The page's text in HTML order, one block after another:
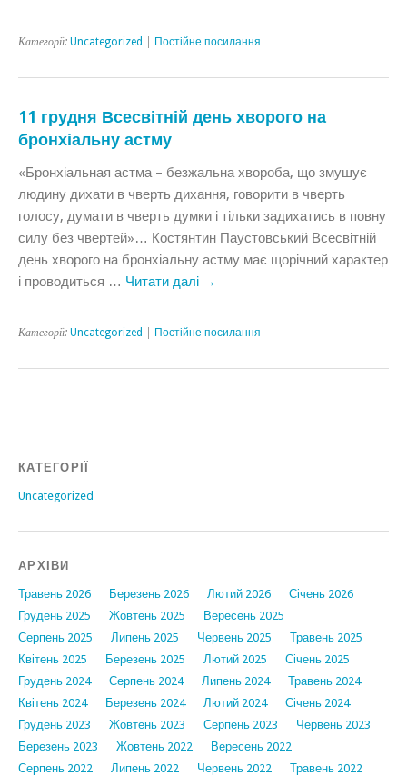
Категорії: Uncategorized Постійне посилання
11 грудня Всесвітній день хворого на
бронхіальну астму
«Бронхіальная астма – безжальна хвороба, що змушує
людину дихати в чверть дихання, говорити в чверть
голосу, думати в чверть думки і тільки задихатись в повну
силу без чвертей»… Костянтин Паустовський Всесвітній
день хворого на бронхіальну астму має щорічний характер
і проводиться … Читати далі →
Категорії: Uncategorized Постійне посилання
КАТЕГОРІЇ
Uncategorized
АРХІВИ
Травень 2026 Березень 2026 Лютий 2026
Січень 2026
Грудень 2025
Жовтень 2025
Вересень 2025
Серпень 2025
Липень 2025 Червень 2025
Травень 2025
Квітень 2025
Березень 2025 Лютий 2025
Січень 2025
Грудень 2024
Серпень 2024 Липень 2024
Травень 2024
Квітень 2024
Березень 2024 Лютий 2024
Січень 2024
Грудень 2023
Жовтень 2023 Серпень 2023
Червень 2023
Березень 2023
Жовтень 2022
Вересень 2022
Серпень 2022
Липень 2022 Червень 2022
Травень 2022